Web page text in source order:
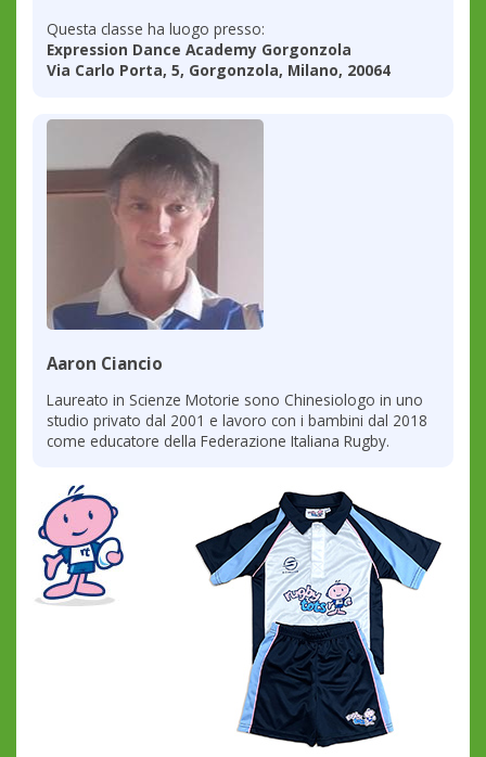
Questa classe ha luogo presso:
Expression Dance Academy Gorgonzola
Via Carlo Porta, 5, Gorgonzola, Milano, 20064
Aaron Ciancio
Laureato in Scienze Motorie sono Chinesiologo in uno
studio privato dal 2001 e lavoro con i bambini dal 2018
come educatore della Federazione Italiana Rugby.